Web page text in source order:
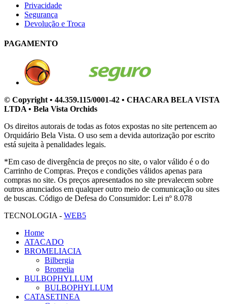
Privacidade
Segurança
Devolução e Troca
PAGAMENTO
© Copyright • 44.359.115/0001-42 • CHACARA BELA VISTA
LTDA • Bela Vista Orchids
Os direitos autorais de todas as fotos expostas no site pertencem ao
Orquidário Bela Vista. O uso sem a devida autorização por escrito
está sujeita à penalidades legais.
*Em caso de divergência de preços no site, o valor válido é o do
Carrinho de Compras. Preços e condições válidos apenas para
compras no site. Os preços apresentados no site prevalecem sobre
outros anunciados em qualquer outro meio de comunicação ou sites
de buscas. Código de Defesa do Consumidor: Lei nº 8.078
TECNOLOGIA - WEB5
Home
ATACADO
BROMELIACIA
Bilbergia
Bromelia
BULBOPHYLLUM
BULBOPHYLLUM
CATASETINEA